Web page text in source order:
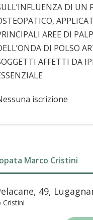
DI UN
AREE DI
DI POLSO
AFFETTI DA
iscrizione
Marco Cristini
49,